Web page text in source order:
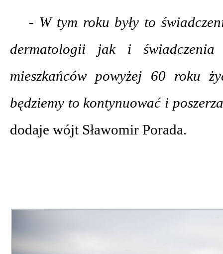
- W tym roku były to
dermatologii jak i świadczenia
mieszkańców powyżej 60 roku
będziemy to kontynuować i
dodaje wójt Sławomir Porada.